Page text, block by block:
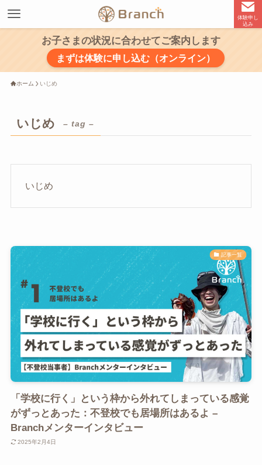
体験申し
込み
お子さまの状況に合わせてご案内します
まずは体験に申し込む（オンライン）
ホーム いじめ
いじめ – tag –
いじめ
記事一覧
「学校に行く」という枠から外れてしまっている感覚
がずっとあった：不登校でも居場所はあるよ –
Branchメンターインタビュー
2025年2月4日